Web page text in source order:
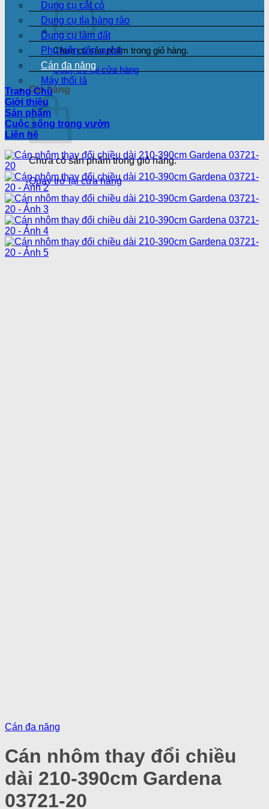
Chưa có sản phẩm trong giỏ hàng.
Quay trở lại cửa hàng
Giỏ hàng
Chưa có sản phẩm trong giỏ hàng.
Quay trở lại cửa hàng
Dụng cụ cắt cỏ
Dụng cụ tỉa hàng rào
Dụng cụ làm đất
Phụ kiện sân vườn
Cán đa năng
Máy thổi lá
Trang Chủ
Giới thiệu
Sản phẩm
Cuộc sống trong vườn
Liên hệ
Cán đa năng
Cán nhôm thay đổi chiều
dài 210-390cm Gardena
03721-20